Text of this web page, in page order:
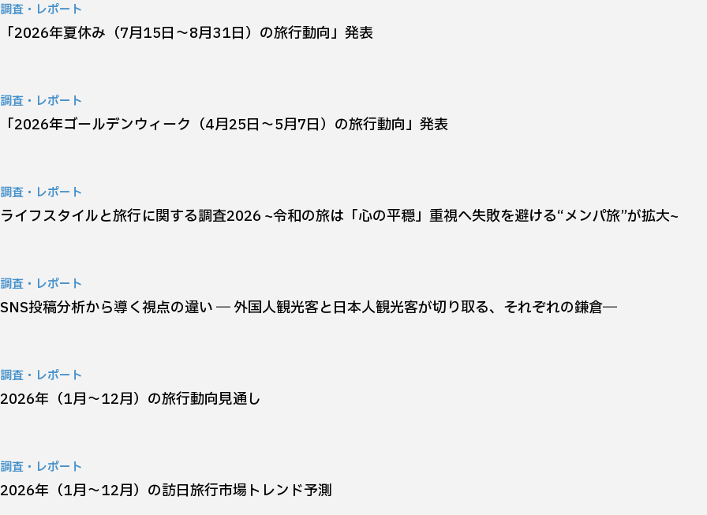
調査・レポート
「2026年夏休み（7月15日～8月31日）の旅行動向」発表
調査・レポート
「2026年ゴールデンウィーク（4月25日～5月7日）の旅行動向」発表
調査・レポート
ライフスタイルと旅行に関する調査2026 ~令和の旅は「心の平穏」重視へ─失敗を避ける“メンパ旅”が拡大~
調査・レポート
SNS投稿分析から導く視点の違い ― 外国人観光客と日本人観光客が切り取る、それぞれの鎌倉―
調査・レポート
2026年（1月～12月）の旅行動向見通し
調査・レポート
2026年（1月～12月）の訪日旅行市場トレンド予測